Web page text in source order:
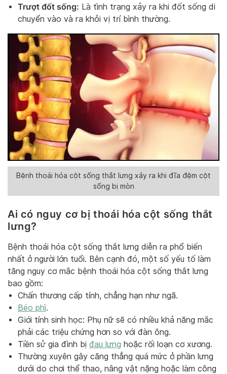
Trượt đốt sống: Là tình trạng xảy ra khi đốt sống di
chuyển vào và ra khỏi vị trí bình thường.
Bệnh thoái hóa cột sống thắt lưng xảy ra khi đĩa đệm cột
sống bị mòn
Ai có nguy cơ bị thoái hóa cột sống thắt
lưng?
Bệnh thoái hóa cột sống thắt lưng diễn ra phổ biến
nhất ở người lớn tuổi. Bên cạnh đó, một số yếu tố làm
tăng nguy cơ mắc bệnh thoái hóa cột sống thắt lưng
bao gồm:
Chấn thương cấp tính, chẳng hạn như ngã.
Béo phì.
Giới tính sinh học: Phụ nữ sẽ có nhiều khả năng mắc
phải các triệu chứng hơn so với đàn ông.
Tiền sử gia đình bị đau lưng hoặc rối loạn cơ xương.
Thường xuyên gây căng thẳng quá mức ở phần lưng
dưới do chơi thể thao, nâng vật nặng hoặc làm công